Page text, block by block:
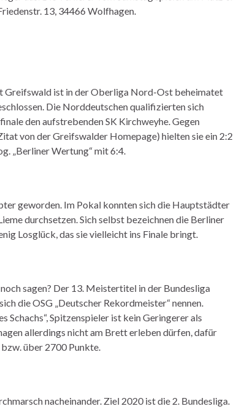
13, 34466 Wolfhagen.
Greifswald ist in der Oberliga Nord-Ost beheimatet
Die Norddeutschen qualifizierten sich
den aufstrebenden SK Kirchweyhe. Gegen
von der Greifswalder Homepage) hielten sie ein 2:2
„Berliner Wertung“ mit 6:4.
geworden. Im Pokal konnten sich die Hauptstädter
durchsetzen. Sich selbst bezeichnen die Berliner
Losglück, das sie vielleicht ins Finale bringt.
sagen? Der 13. Meistertitel in der Bundesliga
die OSG „Deutscher Rekordmeister“ nennen.
Spitzenspieler ist kein Geringerer als
allerdings nicht am Brett erleben dürfen, dafür
über 2700 Punkte.
nacheinander. Ziel 2020 ist die 2. Bundesliga.